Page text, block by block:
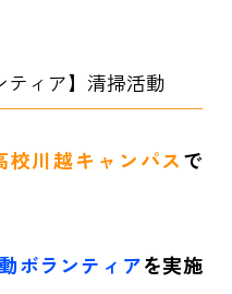
ィア】清掃活動
校川越キャンパスで
ボランティアを実施